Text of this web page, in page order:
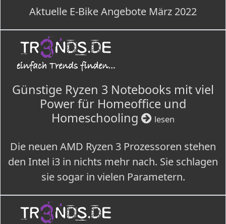
Aktuelle E-Bike Angebote März 2022
Günstige Ryzen 3 Notebooks mit viel
Power für Homeoffice und
Homeschooling
lesen
Die neuen AMD Ryzen 3 Prozessoren stehen
den Intel i3 in nichts mehr nach. Sie schlagen
sie sogar in vielen Parametern.